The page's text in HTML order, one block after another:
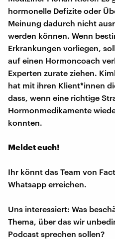
hormonelle Defizite oder
Meinung dadurch nicht
werden können. Wenn
Erkrankungen vorliegen,
auf einen Hormoncoach
Experten zurate ziehen.
hat mit ihren Klient*innen
dass, wenn eine richtige
Hormonmedikamente
konnten.
Meldet euch!
Ihr könnt das Team von
Whatsapp erreichen.
Uns interessiert: Was
Thema, über das wir
Podcast sprechen sollen?